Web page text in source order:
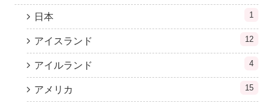
日本 1
アイスランド 12
アイルランド 4
アメリカ 15